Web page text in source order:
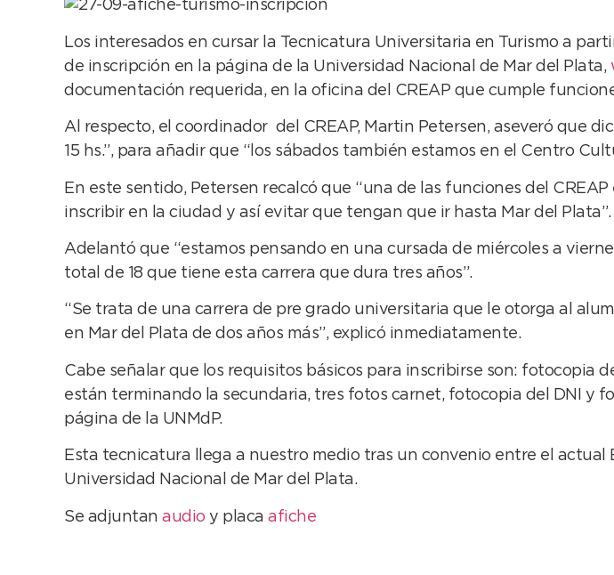
Los interesados en cursar la Tecnicatura Universitaria en Turismo a
de inscripción en la página de la Universidad Nacional de Mar del Plata,
documentación requerida, en la oficina del CREAP que cumple
Al respecto, el coordinador del CREAP, Martin Petersen, aseveró que
15 hs.”, para añadir que “los sábados también estamos en el Centro
En este sentido, Petersen recalcó que “una de las funciones del
inscribir en la ciudad y así evitar que tengan que ir hasta Mar del Plata”.
Adelantó que “estamos pensando en una cursada de miércoles a
total de 18 que tiene esta carrera que dura tres años”.
“Se trata de una carrera de pre grado universitaria que le otorga al
en Mar del Plata de dos años más”, explicó inmediatamente.
Cabe señalar que los requisitos básicos para inscribirse son:
están terminando la secundaria, tres fotos carnet, fotocopia del DNI y
página de la UNMdP.
Esta tecnicatura llega a nuestro medio tras un convenio entre el
Universidad Nacional de Mar del Plata.
Se adjuntan audio y placa afiche